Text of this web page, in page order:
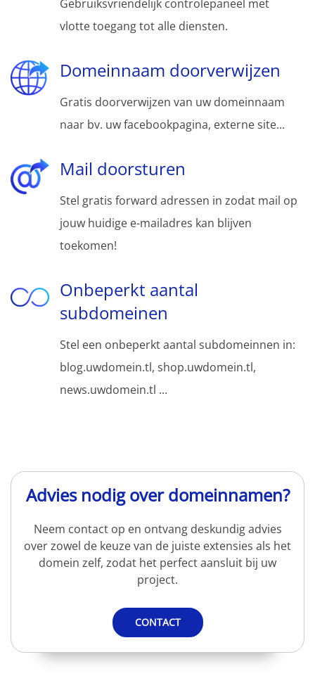
Gebruiksvriendelijk controlepaneel met
vlotte toegang tot alle diensten.
Domeinnaam doorverwijzen
Gratis doorverwijzen van uw domeinnaam
naar bv. uw facebookpagina, externe site...
Mail doorsturen
Stel gratis forward adressen in zodat mail op
jouw huidige e-mailadres kan blijven
toekomen!
Onbeperkt aantal
subdomeinen
Stel een onbeperkt aantal subdomeinnen in:
blog.uwdomein.tl, shop.uwdomein.tl,
news.uwdomein.tl ...
Advies nodig over domeinnamen?
Neem contact op en ontvang deskundig advies
over zowel de keuze van de juiste extensies als het
domein zelf, zodat het perfect aansluit bij uw
project.
CONTACT